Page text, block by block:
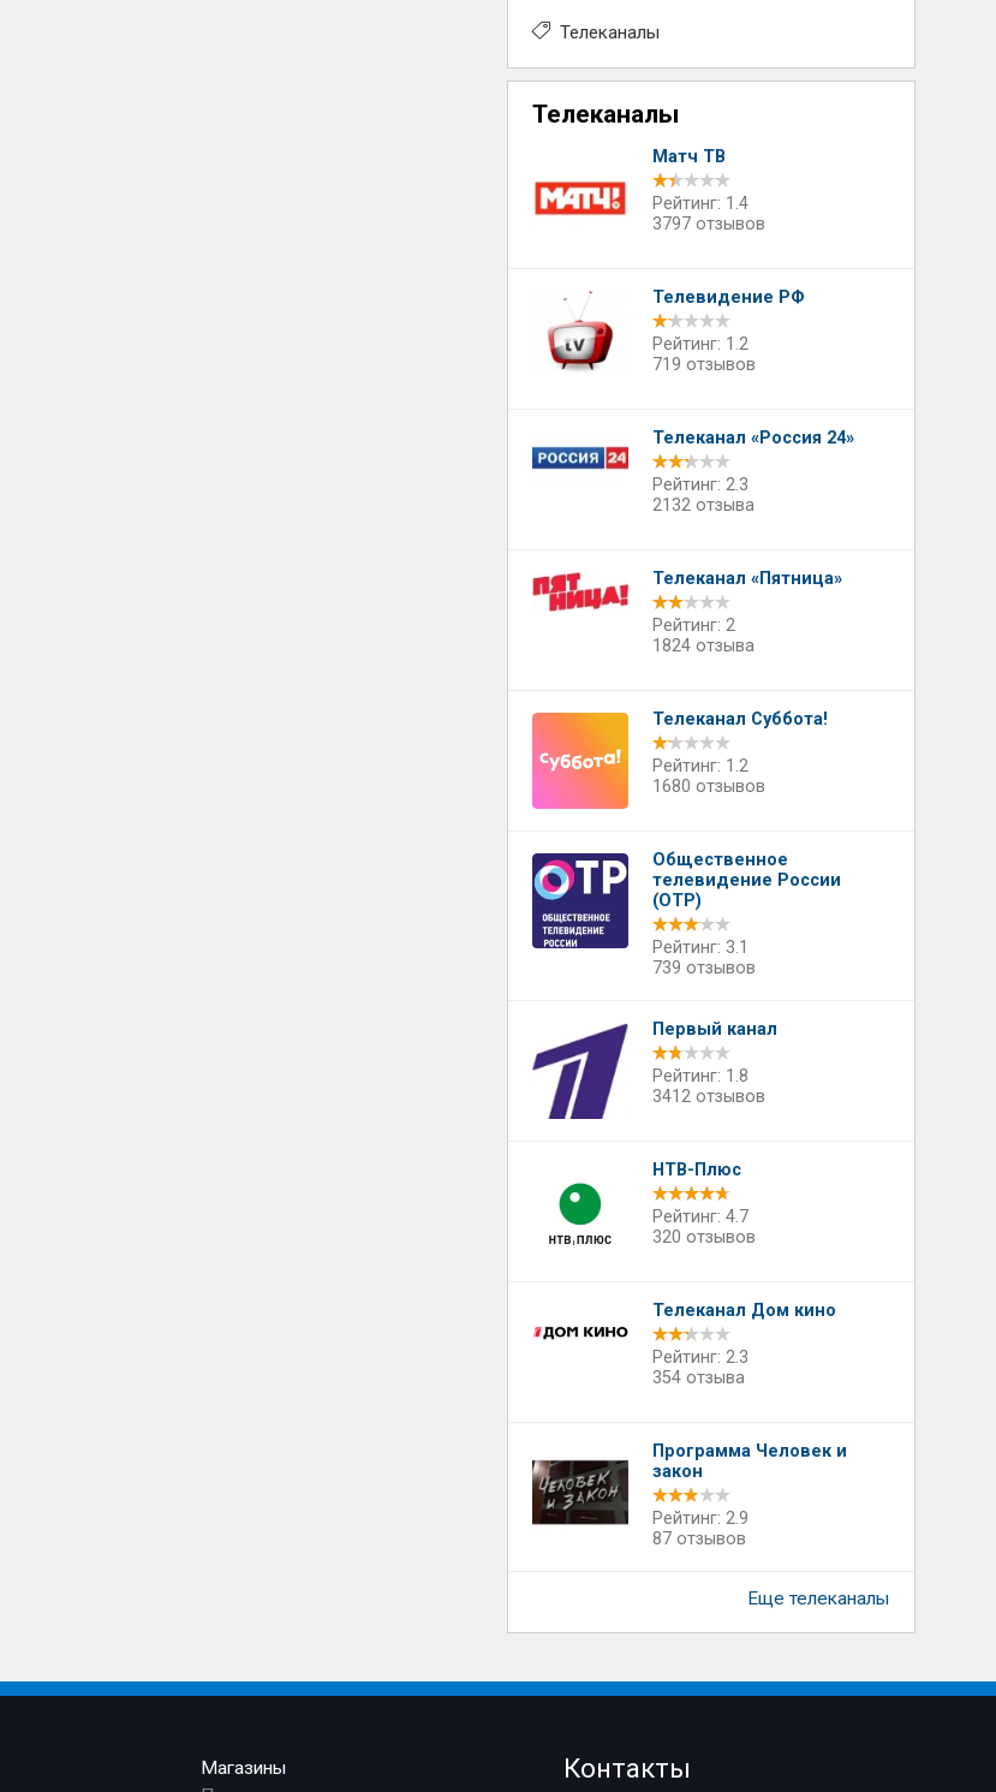
Телеканалы
Телеканалы
Матч ТВ
Рейтинг: 1.4
3797 отзывов
Телевидение РФ
Рейтинг: 1.2
719 отзывов
Телеканал «Россия 24»
Рейтинг: 2.3
2132 отзыва
Телеканал «Пятница»
Рейтинг: 2
1824 отзыва
Телеканал Суббота!
Рейтинг: 1.2
1680 отзывов
Общественное
телевидение России
(ОТР)
Рейтинг: 3.1
739 отзывов
Первый канал
Рейтинг: 1.8
3412 отзывов
НТВ-Плюс
Рейтинг: 4.7
320 отзывов
Телеканал Дом кино
Рейтинг: 2.3
354 отзыва
Программа Человек и
закон
Рейтинг: 2.9
87 отзывов
Еще телеканалы
Магазины
Контакты